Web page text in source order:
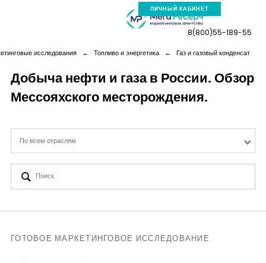
ЛИЧНЫЙ КАБИНЕТ
Компания
Услуги
Новая реальность
Аналитика
8(800)55-189-55
исследования ← Топливо и энергетика ← Газ и газовый конденсат
Добыча нефти и газа в России. Обзор
Мессояхского месторождения.
По всем отраслям
ГОТОВОЕ МАРКЕТИНГОВОЕ ИССЛЕДОВАНИЕ